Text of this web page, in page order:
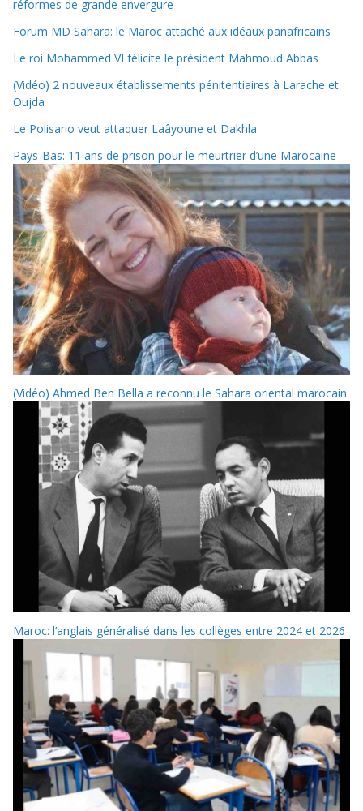
réformes de grande envergure
Forum MD Sahara: le Maroc attaché aux idéaux panafricains
Le roi Mohammed VI félicite le président Mahmoud Abbas
(Vidéo) 2 nouveaux établissements pénitentiaires à Larache et
Oujda
Le Polisario veut attaquer Laâyoune et Dakhla
Pays-Bas: 11 ans de prison pour le meurtrier d’une Marocaine
(Vidéo) Ahmed Ben Bella a reconnu le Sahara oriental marocain
Maroc: l’anglais généralisé dans les collèges entre 2024 et 2026